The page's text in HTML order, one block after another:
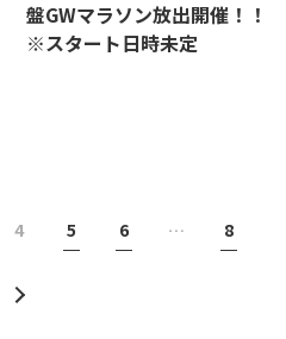
盤GWマラソン放出開催！！
※スタート日時未定
4 5 6 … 8